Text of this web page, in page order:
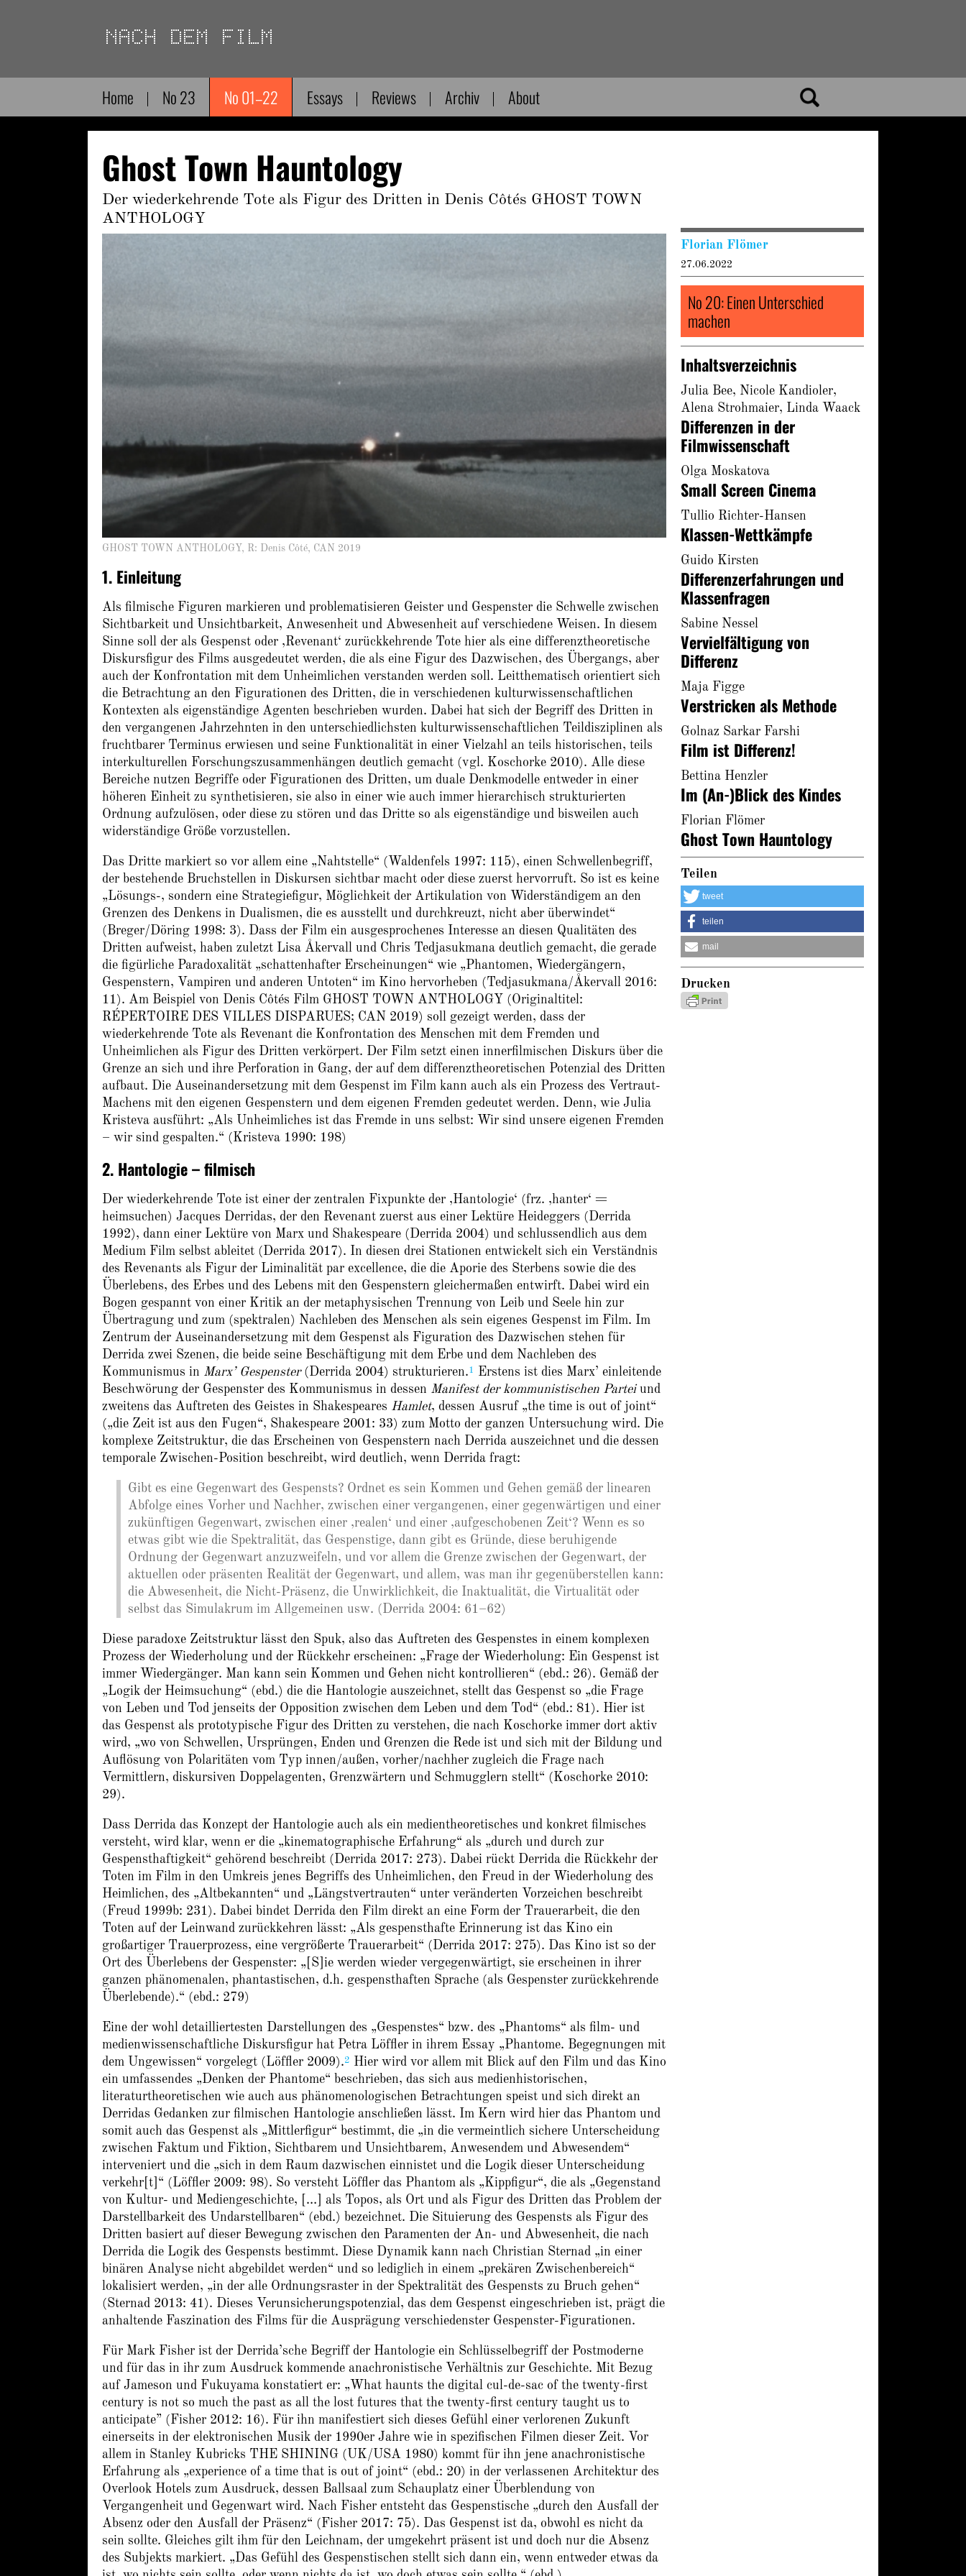
Home No 23 No 01–22 Essays Reviews Archiv About
Ghost Town Hauntology
Der wiederkehrende Tote als Figur des Dritten in Denis Côtés GHOST TOWN
ANTHOLOGY
GHOST TOWN ANTHOLOGY, R: Denis Côté, CAN 2019
1. Einleitung
Als filmische Figuren markieren und problematisieren Geister und Gespenster die Schwelle zwischen
Sichtbarkeit und Unsichtbarkeit, Anwesenheit und Abwesenheit auf verschiedene Weisen. In diesem
Sinne soll der als Gespenst oder ,Revenant‘ zurückkehrende Tote hier als eine differenztheoretische
Diskursfigur des Films ausgedeutet werden, die als eine Figur des Dazwischen, des Übergangs, aber
auch der Konfrontation mit dem Unheimlichen verstanden werden soll. Leitthematisch orientiert sich
die Betrachtung an den Figurationen des Dritten, die in verschiedenen kulturwissenschaftlichen
Kontexten als eigenständige Agenten beschrieben wurden. Dabei hat sich der Begriff des Dritten in
den vergangenen Jahrzehnten in den unterschiedlichsten kulturwissenschaftlichen Teildisziplinen als
fruchtbarer Terminus erwiesen und seine Funktionalität in einer Vielzahl an teils historischen, teils
interkulturellen Forschungszusammenhängen deutlich gemacht (vgl. Koschorke 2010). Alle diese
Bereiche nutzen Begriffe oder Figurationen des Dritten, um duale Denkmodelle entweder in einer
höheren Einheit zu synthetisieren, sie also in einer wie auch immer hierarchisch strukturierten
Ordnung aufzulösen, oder diese zu stören und das Dritte so als eigenständige und bisweilen auch
widerständige Größe vorzustellen.
Das Dritte markiert so vor allem eine „Nahtstelle“ (Waldenfels 1997: 115), einen Schwellenbegriff,
der bestehende Bruchstellen in Diskursen sichtbar macht oder diese zuerst hervorruft. So ist es keine
„Lösungs-, sondern eine Strategiefigur, Möglichkeit der Artikulation von Widerständigem an den
Grenzen des Denkens in Dualismen, die es ausstellt und durchkreuzt, nicht aber überwindet“
(Breger/Döring 1998: 3). Dass der Film ein ausgesprochenes Interesse an diesen Qualitäten des
Dritten aufweist, haben zuletzt Lisa Åkervall und Chris Tedjasukmana deutlich gemacht, die gerade
die figürliche Paradoxalität „schattenhafter Erscheinungen“ wie „Phantomen, Wiedergängern,
Gespenstern, Vampiren und anderen Untoten“ im Kino hervorheben (Tedjasukmana/Åkervall 2016:
11). Am Beispiel von Denis Côtés Film GHOST TOWN ANTHOLOGY (Originaltitel:
RÉPERTOIRE DES VILLES DISPARUES; CAN 2019) soll gezeigt werden, dass der
wiederkehrende Tote als Revenant die Konfrontation des Menschen mit dem Fremden und
Unheimlichen als Figur des Dritten verkörpert. Der Film setzt einen innerfilmischen Diskurs über die
Grenze an sich und ihre Perforation in Gang, der auf dem differenztheoretischen Potenzial des Dritten
aufbaut. Die Auseinandersetzung mit dem Gespenst im Film kann auch als ein Prozess des Vertraut-
Machens mit den eigenen Gespenstern und dem eigenen Fremden gedeutet werden. Denn, wie Julia
Kristeva ausführt: „Als Unheimliches ist das Fremde in uns selbst: Wir sind unsere eigenen Fremden
– wir sind gespalten.“ (Kristeva 1990: 198)
2. Hantologie – filmisch
Der wiederkehrende Tote ist einer der zentralen Fixpunkte der ,Hantologie‘ (frz. ‚hanter‘ =
heimsuchen) Jacques Derridas, der den Revenant zuerst aus einer Lektüre Heideggers (Derrida
1992), dann einer Lektüre von Marx und Shakespeare (Derrida 2004) und schlussendlich aus dem
Medium Film selbst ableitet (Derrida 2017). In diesen drei Stationen entwickelt sich ein Verständnis
des Revenants als Figur der Liminalität par excellence, die die Aporie des Sterbens sowie die des
Überlebens, des Erbes und des Lebens mit den Gespenstern gleichermaßen entwirft. Dabei wird ein
Bogen gespannt von einer Kritik an der metaphysischen Trennung von Leib und Seele hin zur
Übertragung und zum (spektralen) Nachleben des Menschen als sein eigenes Gespenst im Film. Im
Zentrum der Auseinandersetzung mit dem Gespenst als Figuration des Dazwischen stehen für
Derrida zwei Szenen, die beide seine Beschäftigung mit dem Erbe und dem Nachleben des
Kommunismus in Marx’ Gespenster (Derrida 2004) strukturieren.1
Erstens ist dies Marx’ einleitende
Beschwörung der Gespenster des Kommunismus in dessen Manifest der kommunistischen Parteiund
zweitens das Auftreten des Geistes in Shakespeares Hamlet, dessen Ausruf „the time is out of joint“
(„die Zeit ist aus den Fugen“, Shakespeare 2001: 33) zum Motto der ganzen Untersuchung wird. Die
komplexe Zeitstruktur, die das Erscheinen von Gespenstern nach Derrida auszeichnet und die dessen
temporale Zwischen-Position beschreibt, wird deutlich, wenn Derrida fragt:
Gibt es eine Gegenwart des Gespensts? Ordnet es sein Kommen und Gehen gemäß der linearen
Abfolge eines Vorher und Nachher, zwischen einer vergangenen, einer gegenwärtigen und einer
zukünftigen Gegenwart, zwischen einer ‚realen‘ und einer ‚aufgeschobenen Zeit‘? Wenn es so
etwas gibt wie die Spektralität, das Gespenstige, dann gibt es Gründe, diese beruhigende
Ordnung der Gegenwart anzuzweifeln, und vor allem die Grenze zwischen der Gegenwart, der
aktuellen oder präsenten Realität der Gegenwart, und allem, was man ihr gegenüberstellen kann:
die Abwesenheit, die Nicht-Präsenz, die Unwirklichkeit, die Inaktualität, die Virtualität oder
selbst das Simulakrum im Allgemeinen usw. (Derrida 2004: 61–62)
Diese paradoxe Zeitstruktur lässt den Spuk, also das Auftreten des Gespenstes in einem komplexen
Prozess der Wiederholung und der Rückkehr erscheinen: „Frage der Wiederholung: Ein Gespenst ist
immer Wiedergänger. Man kann sein Kommen und Gehen nicht kontrollieren“ (ebd.: 26). Gemäß der
„Logik der Heimsuchung“ (ebd.) die die Hantologie auszeichnet, stellt das Gespenst so „die Frage
von Leben und Tod jenseits der Opposition zwischen dem Leben und dem Tod“ (ebd.: 81). Hier ist
das Gespenst als prototypische Figur des Dritten zu verstehen, die nach Koschorke immer dort aktiv
wird, „wo von Schwellen, Ursprüngen, Enden und Grenzen die Rede ist und sich mit der Bildung und
Auflösung von Polaritäten vom Typ innen/außen, vorher/nachher zugleich die Frage nach
Vermittlern, diskursiven Doppelagenten, Grenzwärtern und Schmugglern stellt“ (Koschorke 2010:
29).
Dass Derrida das Konzept der Hantologie auch als ein medientheoretisches und konkret filmisches
versteht, wird klar, wenn er die „kinematographische Erfahrung“ als „durch und durch zur
Gespensthaftigkeit“ gehörend beschreibt (Derrida 2017: 273). Dabei rückt Derrida die Rückkehr der
Toten im Film in den Umkreis jenes Begriffs des Unheimlichen, den Freud in der Wiederholung des
Heimlichen, des „Altbekannten“ und „Längstvertrauten“ unter veränderten Vorzeichen beschreibt
(Freud 1999b: 231). Dabei bindet Derrida den Film direkt an eine Form der Trauerarbeit, die den
Toten auf der Leinwand zurückkehren lässt: „Als gespensthafte Erinnerung ist das Kino ein
großartiger Trauerprozess, eine vergrößerte Trauerarbeit“ (Derrida 2017: 275). Das Kino ist so der
Ort des Überlebens der Gespenster: „[S]ie werden wieder vergegenwärtigt, sie erscheinen in ihrer
ganzen phänomenalen, phantastischen, d.h. gespensthaften Sprache (als Gespenster zurückkehrende
Überlebende).“ (ebd.: 279)
Eine der wohl detailliertesten Darstellungen des „Gespenstes“ bzw. des „Phantoms“ als film- und
medienwissenschaftliche Diskursfigur hat Petra Löffler in ihrem Essay „Phantome. Begegnungen mit
dem Ungewissen“ vorgelegt (Löffler 2009).2 Hier wird vor allem mit Blick auf den Film und das Kino
ein umfassendes „Denken der Phantome“ beschrieben, das sich aus medienhistorischen,
literaturtheoretischen wie auch aus phänomenologischen Betrachtungen speist und sich direkt an
Derridas Gedanken zur filmischen Hantologie anschließen lässt. Im Kern wird hier das Phantom und
somit auch das Gespenst als „Mittlerfigur“ bestimmt, die „in die vermeintlich sichere Unterscheidung
zwischen Faktum und Fiktion, Sichtbarem und Unsichtbarem, Anwesendem und Abwesendem“
interveniert und die „sich in dem Raum dazwischen einnistet und die Logik dieser Unterscheidung
verkehr[t]“ (Löffler 2009: 98). So versteht Löffler das Phantom als „Kippfigur“, die als „Gegenstand
von Kultur- und Mediengeschichte, […] als Topos, als Ort und als Figur des Dritten das Problem der
Darstellbarkeit des Undarstellbaren“ (ebd.) bezeichnet. Die Situierung des Gespensts als Figur des
Dritten basiert auf dieser Bewegung zwischen den Paramenten der An- und Abwesenheit, die nach
Derrida die Logik des Gespensts bestimmt. Diese Dynamik kann nach Christian Sternad „in einer
binären Analyse nicht abgebildet werden“ und so lediglich in einem „prekären Zwischenbereich“
lokalisiert werden, „in der alle Ordnungsraster in der Spektralität des Gespensts zu Bruch gehen“
(Sternad 2013: 41). Dieses Verunsicherungspotenzial, das dem Gespenst eingeschrieben ist, prägt die
anhaltende Faszination des Films für die Ausprägung verschiedenster Gespenster-Figurationen.
Für Mark Fisher ist der Derrida’sche Begriff der Hantologie ein Schlüsselbegriff der Postmoderne
und für das in ihr zum Ausdruck kommende anachronistische Verhältnis zur Geschichte. Mit Bezug
auf Jameson und Fukuyama konstatiert er: „What haunts the digital cul-de-sac of the twenty-first
century is not so much the past as all the lost futures that the twenty-first century taught us to
anticipate” (Fisher 2012: 16). Für ihn manifestiert sich dieses Gefühl einer verlorenen Zukunft
einerseits in der elektronischen Musik der 1990er Jahre wie in spezifischen Filmen dieser Zeit. Vor
allem in Stanley Kubricks THE SHINING (UK/USA 1980) kommt für ihn jene anachronistische
Erfahrung als „experience of a time that is out of joint“ (ebd.: 20) in der verlassenen Architektur des
Overlook Hotels zum Ausdruck, dessen Ballsaal zum Schauplatz einer Überblendung von
Vergangenheit und Gegenwart wird. Nach Fisher entsteht das Gespenstische „durch den Ausfall der
Absenz oder den Ausfall der Präsenz“ (Fisher 2017: 75). Das Gespenst ist da, obwohl es nicht da
sein sollte. Gleiches gilt ihm für den Leichnam, der umgekehrt präsent ist und doch nur die Absenz
des Subjekts markiert. „Das Gefühl des Gespenstischen stellt sich dann ein, wenn entweder etwas da
Florian Flömer
27.06.2022
No 20: Einen Unterschied
machen
Inhaltsverzeichnis
Julia Bee, Nicole Kandioler,
Alena Strohmaier, Linda Waack
Differenzen in der
Filmwissenschaft
Olga Moskatova
Small Screen Cinema
Tullio Richter-Hansen
Klassen-Wettkämpfe
Guido Kirsten
Differenzerfahrungen und
Klassenfragen
Sabine Nessel
Vervielfältigung von
Differenz
Maja Figge
Verstricken als Methode
Golnaz Sarkar Farshi
Film ist Differenz!
Bettina Henzler
Im (An-)Blick des Kindes
Florian Flömer
Ghost Town Hauntology
Teilen
tweet
teilen
mail
Drucken